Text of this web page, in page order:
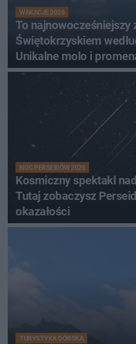
WAKACJE 2026
To najnowocześniejszy
Świętokrzyskiem
Unikalne molo i
NOC PERSEIDÓW 2026
Kosmiczny spektakl
Tutaj zobaczysz
okazałości
TURYSTYKA GÓRSKA